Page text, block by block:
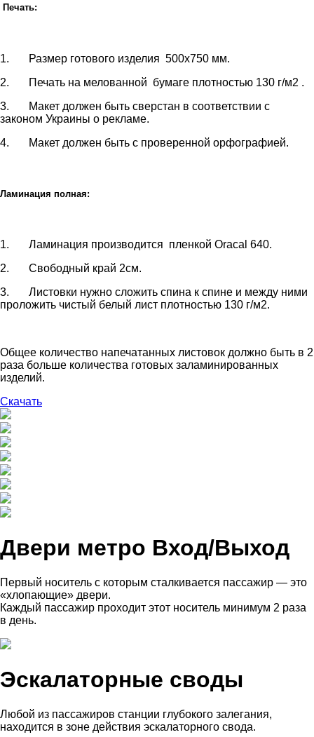
Печать:
1. Размер готового изделия 500х750 мм.
2. Печать на мелованной бумаге плотностью 130 г/м2 .
3. Макет должен быть сверстан в соответствии с
законом Украины о рекламе.
4. Макет должен быть с проверенной орфографией.
Ламинация полная:
1. Ламинация производится пленкой Oracal 640.
2. Свободный край 2см.
3. Листовки нужно сложить спина к спине и между ними
проложить чистый белый лист плотностью 130 г/м2.
Общее количество напечатанных листовок должно быть в 2
раза больше количества готовых заламинированных
изделий.
Скачать
Двери метро Вход/Выход
Первый носитель с которым сталкивается пассажир — это
«хлопающие» двери.
Каждый пассажир проходит этот носитель минимум 2 раза
в день.
Эскалаторные своды
Любой из пассажиров станции глубокого залегания,
находится в зоне действия эскалаторного свода.